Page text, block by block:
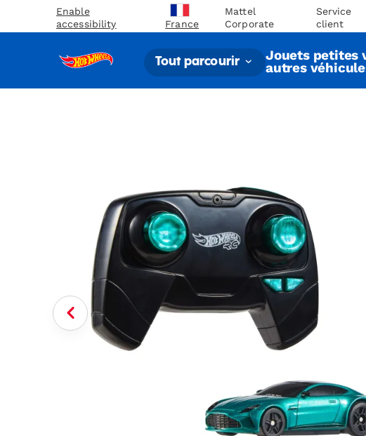
Enable
accessibility
France
Mattel
Corporate
Service
client
Tout parcourir Jouets petites
autres